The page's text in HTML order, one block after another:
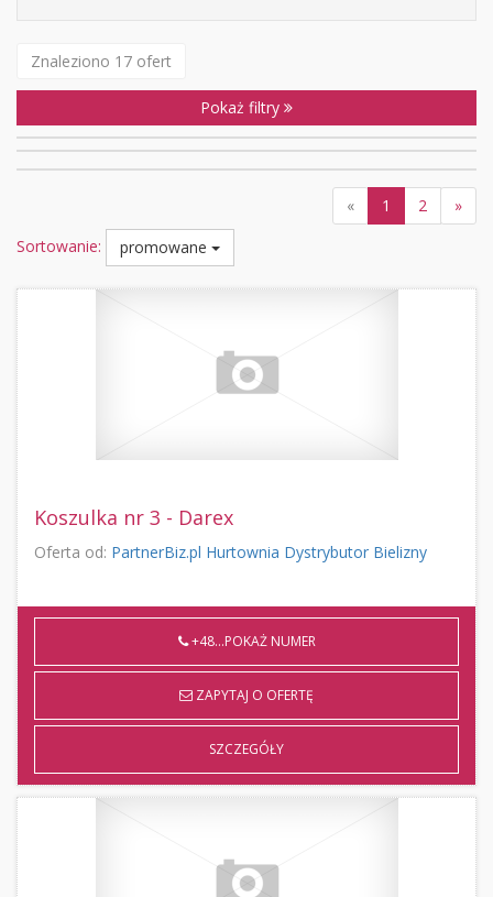
Znaleziono 17 ofert
Pokaż filtry
« 1 2
»
Sortowanie:
promowane
Koszulka nr 3 - Darex
Oferta od: PartnerBiz.pl Hurtownia Dystrybutor Bielizny
+48...POKAŻ NUMER
ZAPYTAJ O OFERTĘ
SZCZEGÓŁY